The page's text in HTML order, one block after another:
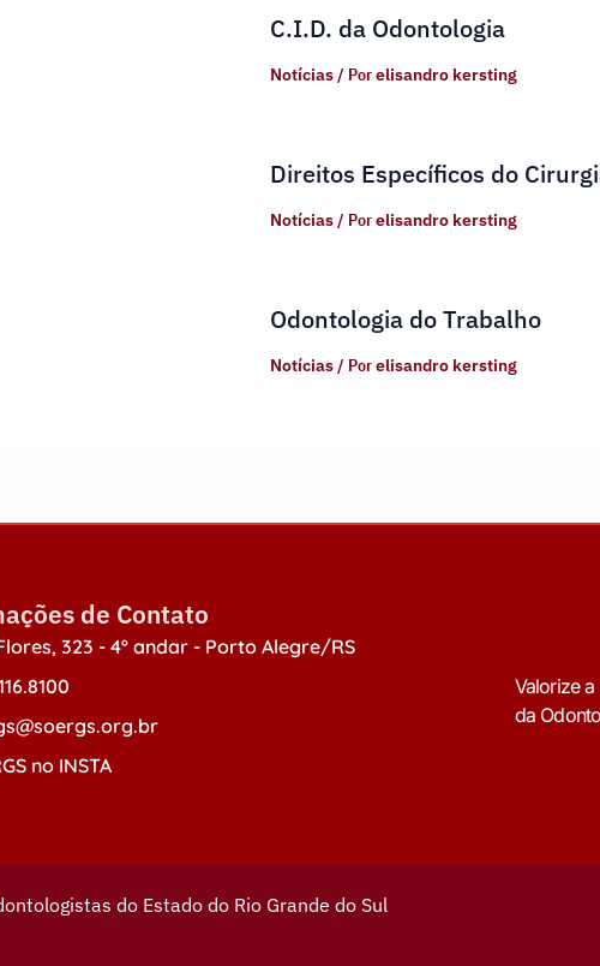
C.I.D. da Odontologia
Notícias/ Porelisandro kersting
Direitos Específicos do
Notícias/ Porelisandro kersting
Odontologia do Trabalho
Notícias/ Porelisandro kersting
de Contato
323 - 4º andar - Porto Alegre/RS
no INSTA
Valorize
da
do Estado do Rio Grande do Sul